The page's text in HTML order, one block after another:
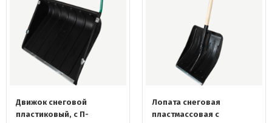
Движок снеговой
пластиковый, с П-
Лопата снеговая
пластмассовая с